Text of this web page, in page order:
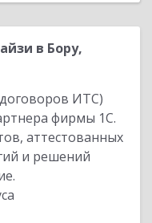
в Бору,
ИТС)
фирмы 1С.
аттестованных
и решений